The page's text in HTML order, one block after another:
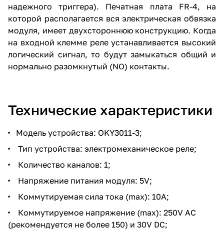
надежного триггера). Печатная плата FR-4, на
которой располагается вся электрическая обвязка
модуля, имеет двухстороннюю конструкцию. Когда
на входной клемме реле устанавливается высокий
логический сигнал, то будут замыкаться общий и
нормально разомкнутый (NO) контакты.
Технические характеристики
Модель устройства: OKY3011-3;
Тип устройства: электромеханическое реле;
Количество каналов: 1;
Напряжение питания модуля: 5V;
Коммутируемая сила тока (max): 10A;
Коммутируемое напряжение (max): 250V AC
(рекомендуется не более 150) и 30V DC;